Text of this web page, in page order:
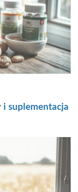
i suplementacja